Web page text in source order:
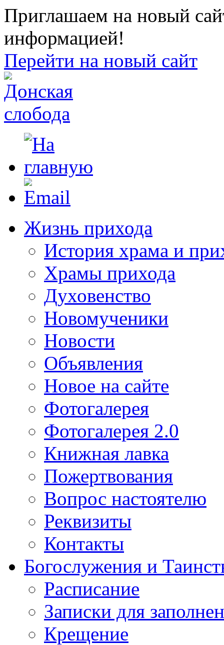
Приглашаем на новый
информацией!
Перейти на новый сайт
Жизнь прихода
История храма и
Храмы прихода
Духовенство
Новомученики
Новости
Объявления
Новое на сайте
Фотогалерея
Фотогалерея 2.0
Книжная лавка
Пожертвования
Вопрос настоятелю
Реквизиты
Контакты
Богослужения и
Расписание
Записки для
Крещение